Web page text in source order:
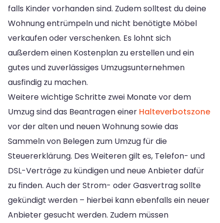
falls Kinder vorhanden sind. Zudem solltest du deine
Wohnung entrümpeln und nicht benötigte Möbel
verkaufen oder verschenken. Es lohnt sich
außerdem einen Kostenplan zu erstellen und ein
gutes und zuverlässiges Umzugsunternehmen
ausfindig zu machen.
Weitere wichtige Schritte zwei Monate vor dem
Umzug sind das Beantragen einer Halteverbotszone
vor der alten und neuen Wohnung sowie das
Sammeln von Belegen zum Umzug für die
Steuererklärung. Des Weiteren gilt es, Telefon- und
DSL-Verträge zu kündigen und neue Anbieter dafür
zu finden. Auch der Strom- oder Gasvertrag sollte
gekündigt werden – hierbei kann ebenfalls ein neuer
Anbieter gesucht werden. Zudem müssen